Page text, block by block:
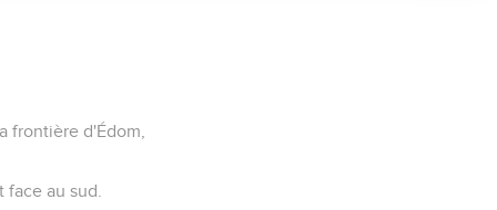
frontière d'Édom,
au sud.